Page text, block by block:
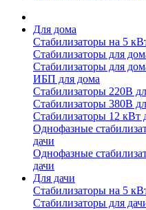
Для дома
Стабилизаторы на 5
Стабилизаторы для
Стабилизаторы для
ИБП для дома
Стабилизаторы 220В
Стабилизаторы 380В
Стабилизаторы 12 кВт
Однофазные
дачи
Однофазные
дачи
Для дачи
Стабилизаторы на 5
Стабилизаторы для